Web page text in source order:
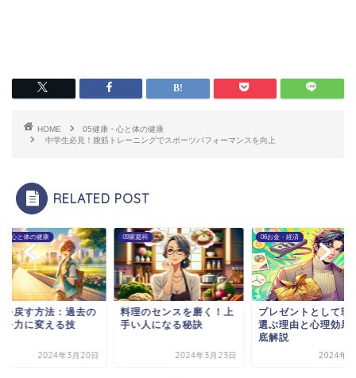
HOME
05健康・心と体の健康
中学生必見！腹筋トレーニングでスポーツパフォーマンスを向上
RELATED POST
・心と体の健康
を戻す方法：過去の
を力に変える技
2024年3月20日
09家庭科
料理のセンスを磨く！上
手い人になる秘訣
2024年3月23日
06お金・経済
プレゼントとして現
選ぶ理由と心理効果
底解説
2024年6